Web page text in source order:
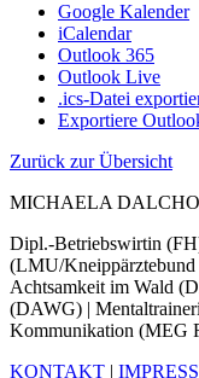
Google Kalender
iCalendar
Outlook 365
Outlook Live
.ics-Datei
Exportiere
Zurück zur Übersicht
MICHAELA
Dipl.-Betriebswirtin
(LMU/
Achtsamkeit im Wald
(DAWG) |
Kommunikation (MEG
KONTAKT |